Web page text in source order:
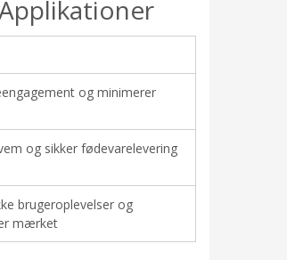
og minimerer
og sikker fødevarelevering
brugeroplevelser og
mærket